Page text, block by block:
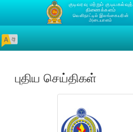
குடிவரவு மற்றும் குடியகல்வுத்
திணைக்களம்
வெளிநாட்டில் இலங்கையரின்
அடையாளம்
புதிய செய்திகள்